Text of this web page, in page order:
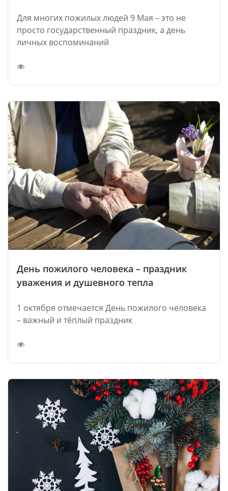
Для многих пожилых людей 9 Мая – это не
просто государственный праздник, а день
личных воспоминаний
День пожилого человека – праздник
уважения и душевного тепла
1 октября отмечается День пожилого человека
– важный и тёплый праздник